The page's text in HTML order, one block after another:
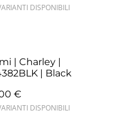
DISPONIBILI
| Charley |
| Black
€
DISPONIBILI